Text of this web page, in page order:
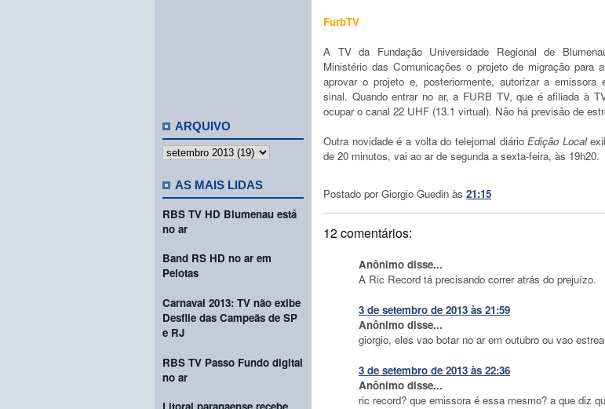
ARQUIVO
AS MAIS LIDAS
RBS TV HD Blumenau está
no ar
Band RS HD no ar em
Pelotas
Carnaval 2013: TV não exibe
Desfile das Campeãs de SP
e RJ
RBS TV Passo Fundo digital
no ar
FurbTV
A TV da Fundação Universidade Regional de
Ministério das Comunicações o projeto de migração para
aprovar o projeto e, posteriormente, autorizar a emissora
sinal. Quando entrar no ar, a FURB TV, que é afiliada à
ocupar o canal 22 UHF (13.1 virtual). Não há previsão de
Outra novidade é a volta do telejornal diárioEdição Local
de 20 minutos, vai ao ar de segunda a sexta-feira, às 19h20.
Postado porGiorgio Guedin às 21:15
12 comentários:
Anônimo disse...
A Ric Record tá precisando correr atrás do prejuízo.
3 de setembro de 2013 às 21:59
Anônimo disse...
giorgio, eles vao botar no ar em outubro ou vao
3 de setembro de 2013 às 22:36
Anônimo disse...
ric record? que emissora é essa mesmo? a que diz